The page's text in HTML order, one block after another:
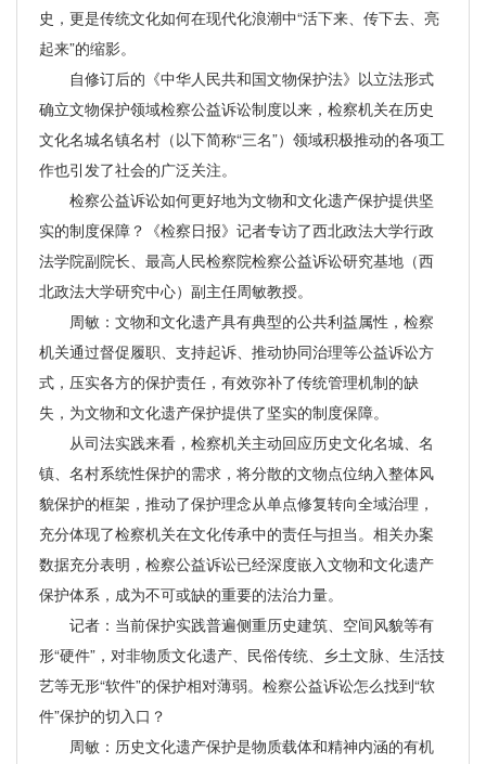
史，更是传统文化如何在现代化浪潮中“活下来、传下去、亮
起来”的缩影。
自修订后的《中华人民共和国文物保护法》以立法形式
确立文物保护领域检察公益诉讼制度以来，检察机关在历史
文化名城名镇名村（以下简称“三名”）领域积极推动的各项工
作也引发了社会的广泛关注。
检察公益诉讼如何更好地为文物和文化遗产保护提供坚
实的制度保障？《检察日报》记者专访了西北政法大学行政
法学院副院长、最高人民检察院检察公益诉讼研究基地（西
北政法大学研究中心）副主任周敏教授。
周敏：文物和文化遗产具有典型的公共利益属性，检察
机关通过督促履职、支持起诉、推动协同治理等公益诉讼方
式，压实各方的保护责任，有效弥补了传统管理机制的缺
失，为文物和文化遗产保护提供了坚实的制度保障。
从司法实践来看，检察机关主动回应历史文化名城、名
镇、名村系统性保护的需求，将分散的文物点位纳入整体风
貌保护的框架，推动了保护理念从单点修复转向全域治理，
充分体现了检察机关在文化传承中的责任与担当。相关办案
数据充分表明，检察公益诉讼已经深度嵌入文物和文化遗产
保护体系，成为不可或缺的重要的法治力量。
记者：当前保护实践普遍侧重历史建筑、空间风貌等有
形“硬件”，对非物质文化遗产、民俗传统、乡土文脉、生活技
艺等无形“软件”的保护相对薄弱。检察公益诉讼怎么找到“软
件”保护的切入口？
周敏：历史文化遗产保护是物质载体和精神内涵的有机